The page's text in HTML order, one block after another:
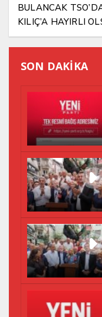
BULANCAK
KILIÇ’A HAYIRLI
SON DAKİKA